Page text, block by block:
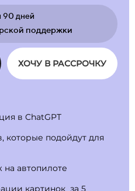
90 дней
поддержки
ХОЧУ В РАССРОЧКУ
в ChatGPT
подойдут для
на автопилоте
картинок за 5